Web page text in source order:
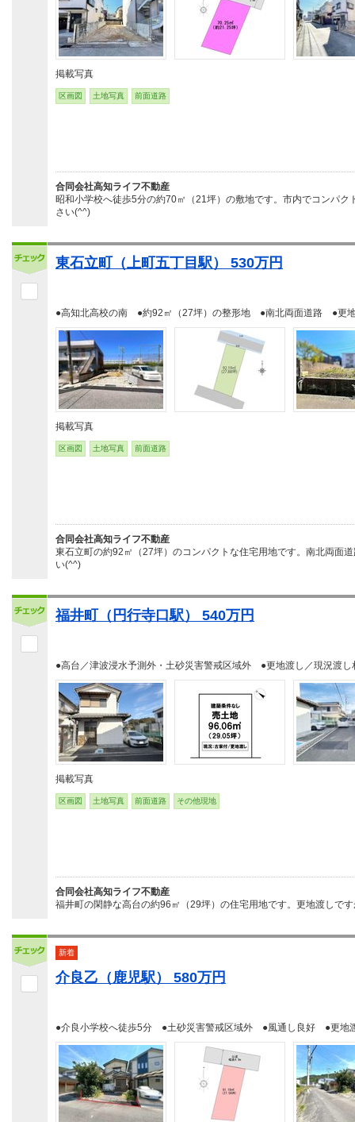
掲載写真
区画図 土地写真 前面道路
合同会社高知ライフ不動産
昭和小学校へ徒歩5分の約70㎡（21坪）の敷地です。市内でコンパ
さい(^^)
東石立町（上町五丁目駅） 530万円
●高知北高校の南 ●約92㎡（27坪）の整形地 ●南北両面道路 ●更
掲載写真
区画図 土地写真 前面道路
合同会社高知ライフ不動産
東石立町の約92㎡（27坪）のコンパクトな住宅用地です。南北両面
い(^^)
福井町（円行寺口駅） 540万円
●高台／津波浸水予測外・土砂災害警戒区域外 ●更地渡し／現況渡し
掲載写真
区画図 土地写真 前面道路 その他現地
合同会社高知ライフ不動産
福井町の閑静な高台の約96㎡（29坪）の住宅用地です。更地渡しで
新着
介良乙（鹿児駅） 580万円
●介良小学校へ徒歩5分 ●土砂災害警戒区域外 ●風通し良好 ●更地